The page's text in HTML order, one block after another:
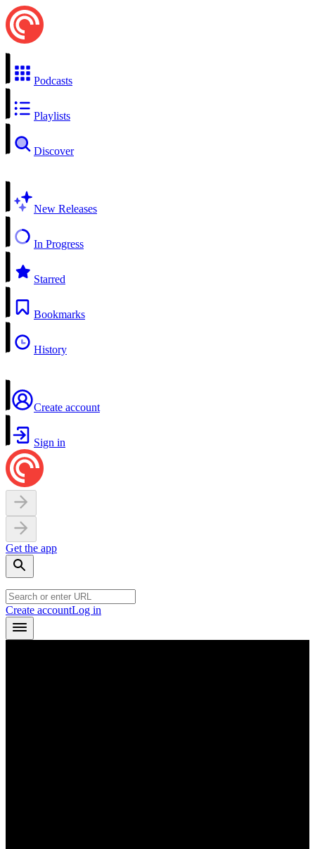
Podcasts
Playlists
Discover
New Releases
In Progress
Starred
Bookmarks
History
Create account
Sign in
Get the app
Create accountLog in